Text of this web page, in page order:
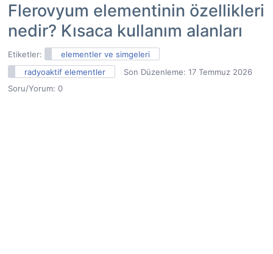
Flerovyum elementinin özellikleri
nedir? Kısaca kullanım alanları
Etiketler:
elementler ve simgeleri
radyoaktif elementler
Son Düzenleme: 17 Temmuz 2026
Soru/Yorum: 0